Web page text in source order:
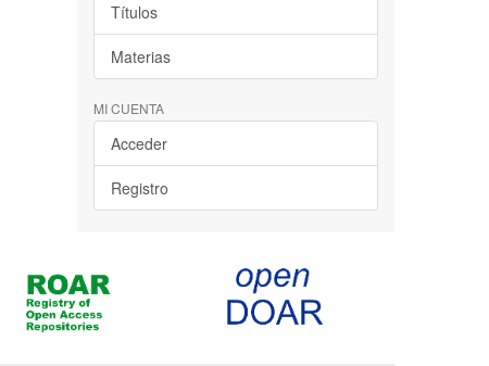
Títulos
Materias
MI CUENTA
Acceder
Registro